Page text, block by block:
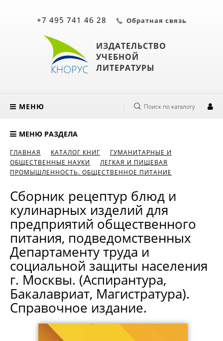
ИЗДАТЕЛЬСТВО
УЧЕБНОЙ
ЛИТЕРАТУРЫ
+7 495 741 46 28 Обратная связь
МЕНЮ Поиск по каталогу
МЕНЮ РАЗДЕЛА
ГЛАВНАЯ КАТАЛОГ КНИГ
ГУМАНИТАРНЫЕ И
ОБЩЕСТВЕННЫЕ НАУКИ
ЛЕГКАЯ И ПИЩЕВАЯ
ПРОМЫШЛЕННОСТЬ. ОБЩЕСТВЕННОЕ ПИТАНИЕ
Сборник рецептур блюд и
кулинарных изделий для
предприятий общественного
питания, подведомственных
Департаменту труда и
социальной защиты населения
г. Москвы. (Аспирантура,
Бакалавриат, Магистратура).
Справочное издание.